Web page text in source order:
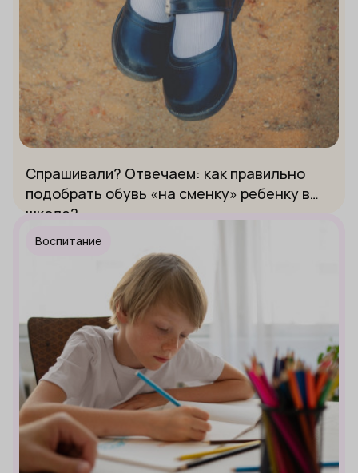
Спрашивали? Отвечаем: как правильно
подобрать обувь «на сменку» ребенку в
школе?
Воспитание